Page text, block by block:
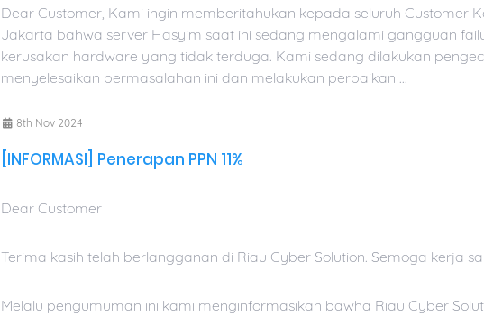
Dear Customer, Kami ingin memberitahukan kepada seluruh Customer
Jakarta bahwa server Hasyim saat ini sedang mengalami gangguan
kerusakan hardware yang tidak terduga. Kami sedang dilakukan
menyelesaikan permasalahan ini dan melakukan perbaikan ...
8th Nov 2024
[INFORMASI] Penerapan PPN 11%
Dear Customer
Terima kasih telah berlangganan di Riau Cyber Solution. Semoga kerja
Melalu pengumuman ini kami menginformasikan bawha Riau Cyber